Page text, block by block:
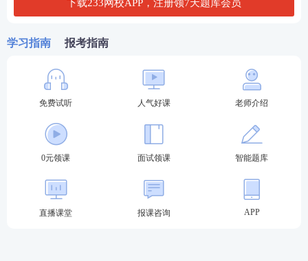
下载233网校APP，注册领7天题库会员
学习指南 报考指南
免费试听 人气好课 老师介绍
0元领课 面试领课 智能题库
直播课堂 报课咨询 APP